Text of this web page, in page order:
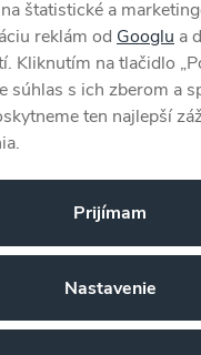
Cerdá
472662
štatistické a
reklám od Googlu a
Kliknutím na tlačidlo
súhlas s ich zberom a
ten najlepší
Prijímam
Nastavenie